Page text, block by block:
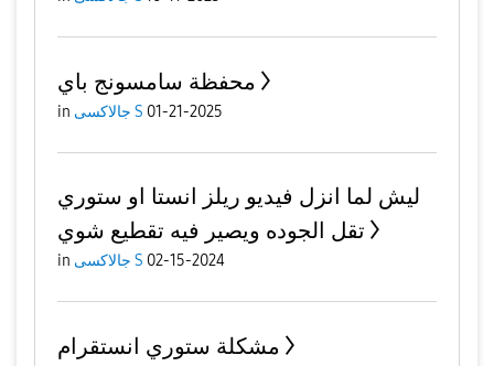
محفظة سامسونج باي
in جالاكسى S 01-21-2025
ليش لما انزل فيديو ريلز انستا او ستوري
تقل الجوده ويصير فيه تقطيع شوي
in جالاكسى S 02-15-2024
مشكلة ستوري انستقرام